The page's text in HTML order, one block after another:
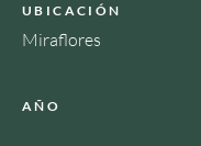
UBICACIÓN
Miraflores
AÑO